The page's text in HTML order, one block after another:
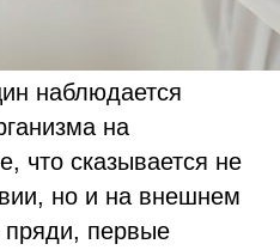
наблюдается
на
что сказывается не
но и на внешнем
первые